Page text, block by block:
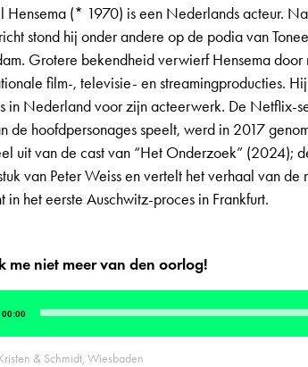
Hensema (* 1970) is een Nederlands acteur.
stond hij onder andere op de podia van
Grotere bekendheid verwierf Hensema
film-, televisie- en streamingproducties.
in Nederland voor zijn acteerwerk. De Netflix-
de hoofdpersonages speelt, werd in 2017
uit van de cast van “Het Onderzoek” (2024);
van Peter Weiss en vertelt het verhaal van
in het eerste Auschwitz-proces in Frankfurt.
me niet meer van den oorlog!
00:00
& Schmidt, Wiesbaden